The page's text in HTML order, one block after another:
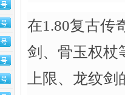
在1.80复古传
剑、骨玉权杖
上限、龙纹